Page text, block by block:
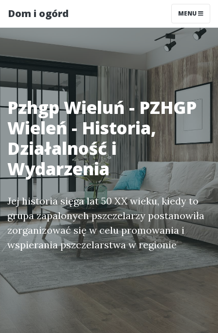
Dom i ogórd MENU
Pzhgp Wieluń - PZHGP
Wieleń - Historia,
Działalność i
Wydarzenia
Jej historia sięga lat 50 XX wieku, kiedy to
grupa zapalonych pszczelarzy postanowiła
zorganizować się w celu promowania i
wspierania pszczelarstwa w regionie